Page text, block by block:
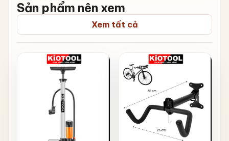
Sản phẩm nên xem
Xem tất cả